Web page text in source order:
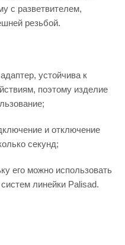
с разветвителем,
резьбой.
устойчива к
поэтому изделие
и отключение
секунд;
его можно использовать
линейки Palisad.